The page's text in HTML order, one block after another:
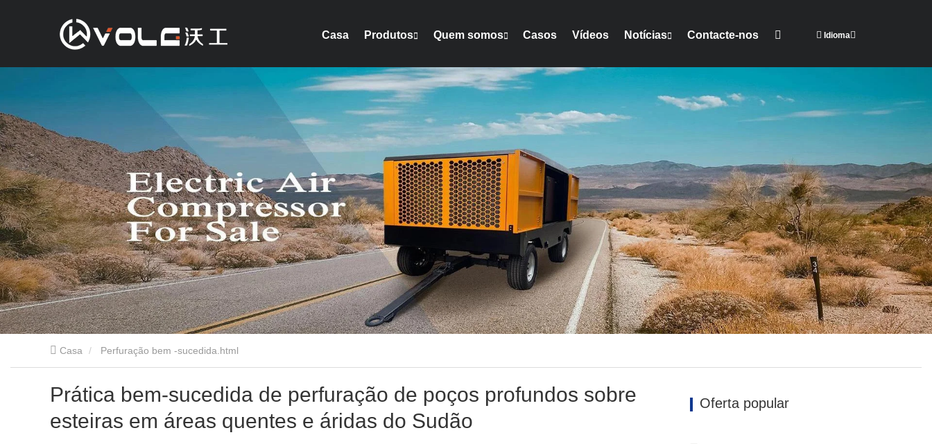
Casa Produtos Quem somos Casos Vídeos Notícias Contacte-nos Idioma
Casa Perfuração bem -sucedida.html
Prática bem-sucedida de perfuração de poços profundos sobre
esteiras em áreas quentes e áridas do Sudão
Oferta popular